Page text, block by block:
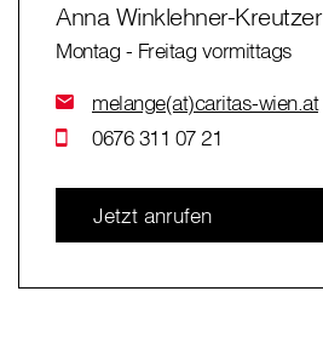
Anna Winklehner-Kreutzer
Montag - Freitag vormittags
melange(at)caritas-wien.at
0676 311 07 21
Jetzt anrufen